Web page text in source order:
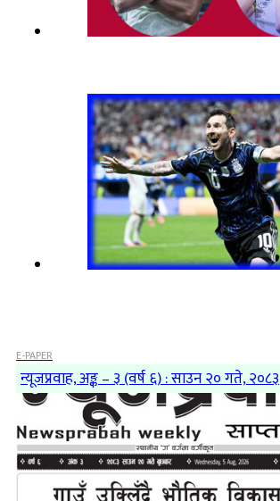
E-PAPER
न्यूजप्रवाह, अङ्क – ३ (वर्ष ६) : साउन २० गते, २०८३